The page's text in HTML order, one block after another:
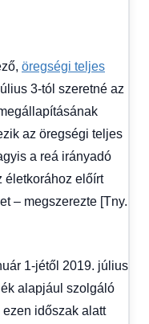
öregségi teljes
3-tól szeretné az
az öregségi teljes
a reá irányadó
életkorához előírt
– megszerezte [Tny.
1-jétől 2019. július
alapjául szolgáló
időszak alatt